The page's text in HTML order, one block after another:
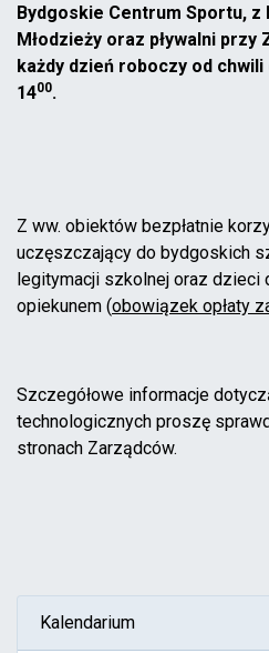
Bydgoskie Centrum Sportu, z
Młodzieży oraz pływalni przy
każdy dzień roboczy od
1400.
Z ww. obiektów bezpłatnie
uczęszczający do bydgoskich
legitymacji szkolnej oraz dzieci
opiekunem (obowiązek opłaty
Szczegółowe informacje
technologicznych proszę
stronach Zarządców.
Kalendarium